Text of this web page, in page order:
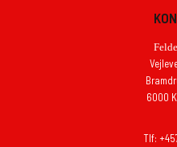
6000
Tlf: